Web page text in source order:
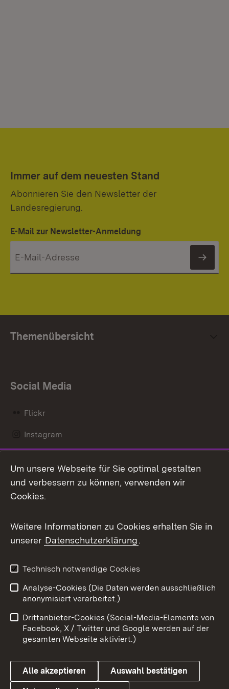
Immer auf dem neuesten Stand
Abonnieren Sie den Newsletter der
Landesregierung.
E-Mail zur Newsletter-Anmeldung
Themenübersicht
Social Media
Flickr
Instagram
Mastodon
Messenger
Social Wall
X / Twitter
Youtube
Benutzungshinweise
Barrierefreiheit
Datenschutz
Cookies
Um unsere Webseite für Sie optimal gestalten
und verbessern zu können, verwenden wir
Cookies.
Weitere Informationen zu Cookies erhalten Sie in
unserer Datenschutzerklärung.
Technisch notwendige Cookies
Analyse-Cookies (Die Daten werden ausschließlich
anonymisiert verarbeitet.)
Drittanbieter-Cookies (Social-Media-Elemente von
Facebook, X / Twitter und Google werden auf der
gesamten Webseite aktiviert.)
Alle akzeptieren Auswahl bestätigen